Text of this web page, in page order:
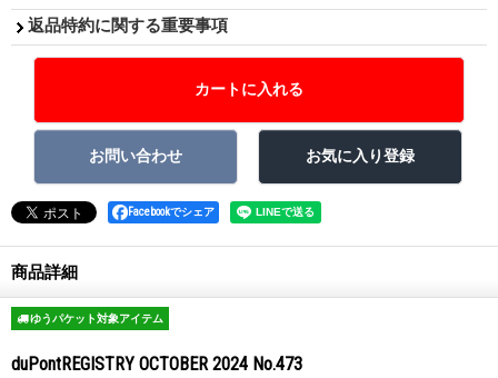
返品特約に関する重要事項
Facebookでシェア
商品詳細
ゆうパケット対象アイテム
duPontREGISTRY OCTOBER 2024 No.473